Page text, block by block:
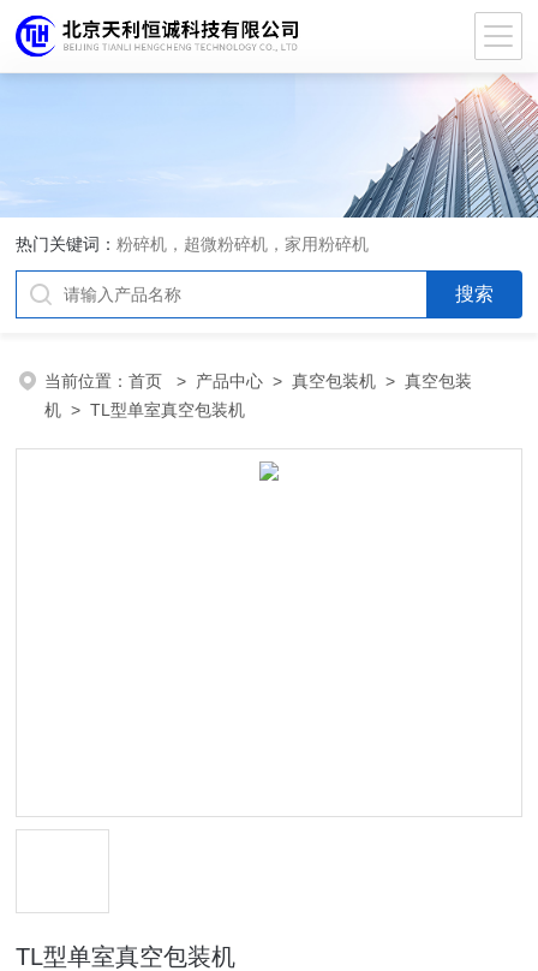
热门关键词：粉碎机，超微粉碎机，家用粉碎机
当前位置：首页 > 产品中心 >真空包装机 >真空包装
机 > TL型单室真空包装机
TL型单室真空包装机